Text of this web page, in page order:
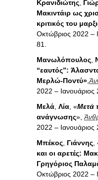
Κρανιδιώτης
Μακιντάιρ ως
κριτικός του
Οκτώβριος 2022 –
81.
Μανωλόπουλος
“εαυτός”:
Μερλώ-Ποντύ»
2022 –
Μελά Λία , «Μετά
ανάγνωσης»,
2022 –
Μπέκος Γιάννης
και οι αρετές:
Γρηγόριος
Οκτώβριος 2022 –